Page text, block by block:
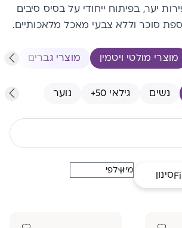
יער, בפיתוח ייחודי על בסיס סיבים
סוכר וללא צבעי מאכל מלאכותיים.
מוצרי מולטי ויטמין מוצרי גברים
נשים גילאי 50+ נוער
סינון